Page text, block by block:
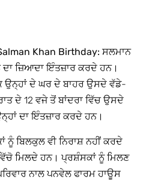
Khan Birthday: ਸਲਮਾਨ
ਜ਼ਿਆਦਾ ਇੰਤਜ਼ਾਰ ਕਰਦੇ ਹਨ।
ਉਨ੍ਹਾਂ ਦੇ ਘਰ ਦੇ ਬਾਹਰ ਉਸਦੇ ਵੱਡੇ-
ਦੇ 12 ਵਜੇ ਤੋਂ ਬਾਂਦਰਾ ਵਿੱਚ ਉਸਦੇ
ਦਾ ਇੰਤਜ਼ਾਰ ਕਰਦੇ ਹਨ।
ਬਿਲਕੁਲ ਵੀ ਨਿਰਾਸ਼ ਨਹੀਂ ਕਰਦੇ
ਮਿਲਦੇ ਹਨ। ਪ੍ਰਸ਼ੰਸਕਾਂ ਨੂੰ ਮਿਲਣ
ਨਾਲ ਪਨਵੇਲ ਫਾਰਮ ਹਾਊਸ